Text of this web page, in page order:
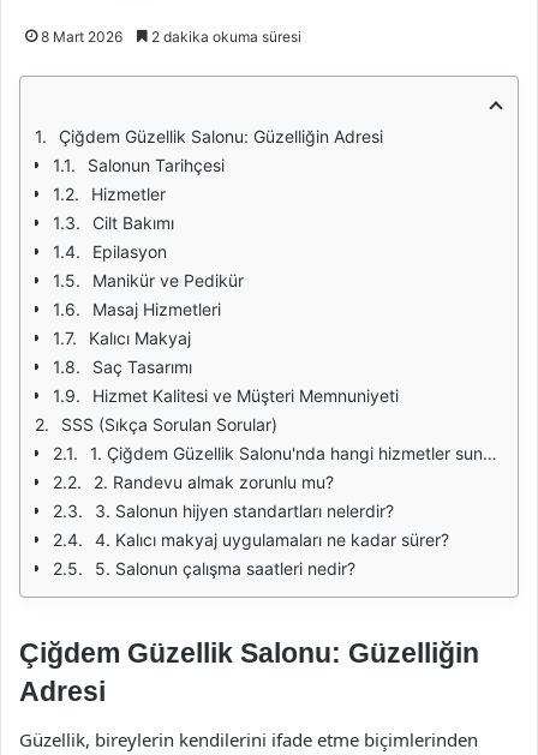
8 Mart 2026 2 dakika okuma süresi
Çiğdem Güzellik Salonu: Güzelliğin Adresi
Salonun Tarihçesi
Hizmetler
Cilt Bakımı
Epilasyon
Manikür ve Pedikür
Masaj Hizmetleri
Kalıcı Makyaj
Saç Tasarımı
Hizmet Kalitesi ve Müşteri Memnuniyeti
SSS (Sıkça Sorulan Sorular)
1. Çiğdem Güzellik Salonu'nda hangi hizmetler sunulmaktadır?
2. Randevu almak zorunlu mu?
3. Salonun hijyen standartları nelerdir?
4. Kalıcı makyaj uygulamaları ne kadar sürer?
5. Salonun çalışma saatleri nedir?
Çiğdem Güzellik Salonu: Güzelliğin
Adresi
Güzellik, bireylerin kendilerini ifade etme biçimlerinden